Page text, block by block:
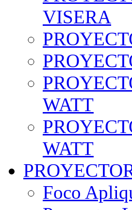
VISERA
WATT
WATT
Foco